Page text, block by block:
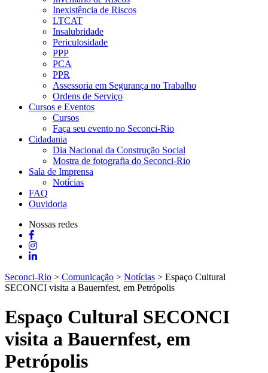
Inexistência de Riscos
LTCAT
Insalubridade
Periculosidade
PPP
PCA
PPR
Assessoria em Segurança no Trabalho
Ordens de Serviço
Cursos e Eventos
Cursos
Faça seu evento no Seconci-Rio
Cidadania
Dia Nacional da Construção Social
Mostra de fotografia do Seconci-Rio
Sala de Imprensa
Notícias
FAQ
Ouvidoria
Nossas redes
Seconci-Rio > Comunicação > Notícias > Espaço Cultural
SECONCI visita a Bauernfest, em Petrópolis
Espaço Cultural SECONCI
visita a Bauernfest, em
Petrópolis